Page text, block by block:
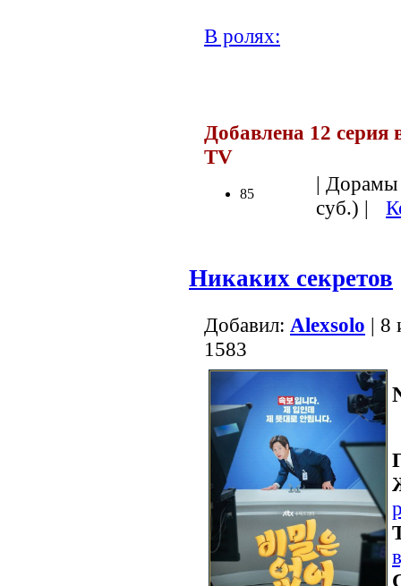
В ролях:
Добавлена 12 серия
TV
85
| Дорамы
суб.) |
Никаких секретов
Добавил: Alexsolo | 8
1583